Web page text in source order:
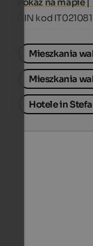
Pokaż na mapie |
CIN kod
Mieszkania
Mieszkania
Hotele in